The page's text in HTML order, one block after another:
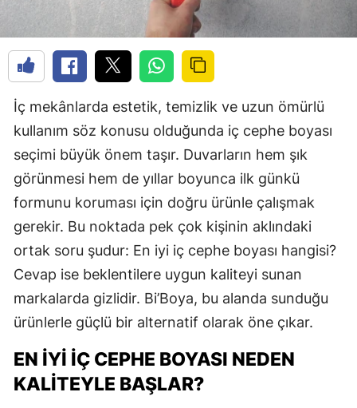
İç mekânlarda estetik, temizlik ve uzun ömürlü
kullanım söz konusu olduğunda iç cephe boyası
seçimi büyük önem taşır. Duvarların hem şık
görünmesi hem de yıllar boyunca ilk günkü
formunu koruması için doğru ürünle çalışmak
gerekir. Bu noktada pek çok kişinin aklındaki
ortak soru şudur: En iyi iç cephe boyası hangisi?
Cevap ise beklentilere uygun kaliteyi sunan
markalarda gizlidir. Bi’Boya, bu alanda sunduğu
ürünlerle güçlü bir alternatif olarak öne çıkar.
EN İYI İÇ CEPHE BOYASI NEDEN
KALITEYLE BAŞLAR?